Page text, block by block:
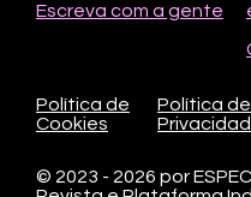
Escreva com a gente
Política de
Cookies
Política de
© 2023 - 2026 por